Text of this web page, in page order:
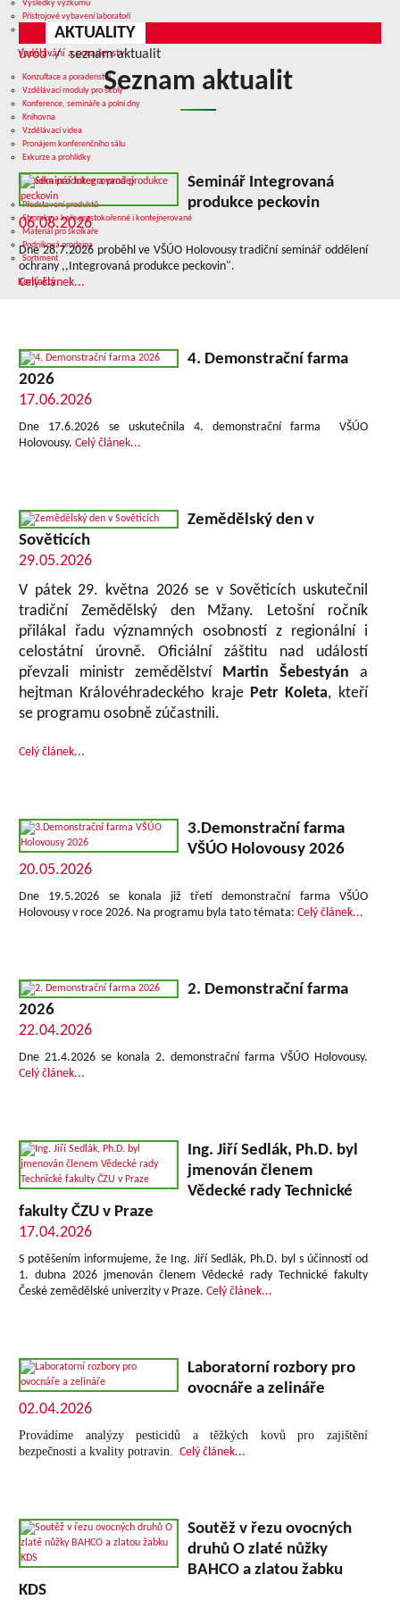
Výsledky výzkumu
Přístrojové vybavení laboratoří
Služby v oblasti výzkumu
Vzdělávání a poradenství
Konzultace a poradenství
Vzdělávací moduly pro školy
Konference, semináře a polní dny
Knihovna
Vzdělávací videa
Pronájem konferenčního sálu
Exkurze a prohlídky
Nabídka produkce a prodej
Představení produktů
Stromky a keře prostokořenné i kontejnerované
Materiál pro školkaře
Podniková prodejna
Sortiment
Kontakty
AKTUALITY
úvod seznam aktualit
Seznam aktualit
Seminář Integrovaná
produkce peckovin
06.08.2026
Dne 28.7.2026 proběhl ve VŠÚO Holovousy tradiční seminář oddělení
ochrany ,,Integrovaná produkce peckovin".
Celý článek...
4. Demonstrační farma
2026
17.06.2026
Dne 17.6.2026 se uskutečnila 4. demonstrační farma VŠÚO
Holovousy.Celý článek...
Zemědělský den v
Sověticích
29.05.2026
V pátek 29. května 2026 se v Sověticích uskutečnil
tradiční Zemědělský den Mžany. Letošní ročník
přilákal řadu významných osobností z regionální i
celostátní úrovně. Oficiální záštitu nad událostí
převzali ministr zemědělství Martin Šebestyán a
hejtman Královéhradeckého kraje Petr Koleta, kteří
se programu osobně zúčastnili.
Celý článek...
3.Demonstrační farma
VŠÚO Holovousy 2026
20.05.2026
Dne 19.5.2026 se konala již třetí demonstrační farma VŠÚO
Holovousy v roce 2026. Na programu byla tato témata: Celý článek...
2. Demonstrační farma
2026
22.04.2026
Dne 21.4.2026 se konala 2. demonstrační farma VŠÚO Holovousy.
Celý článek...
Ing. Jiří Sedlák, Ph.D. byl
jmenován členem
Vědecké rady Technické
fakulty ČZU v Praze
17.04.2026
S potěšením informujeme, že Ing. Jiří Sedlák, Ph.D. byl s účinností od
1. dubna 2026 jmenován členem Vědecké rady Technické fakulty
České zemědělské univerzity v Praze. Celý článek...
Laboratorní rozbory pro
ovocnáře a zelináře
02.04.2026
Provádíme analýzy pesticidů a těžkých kovů pro zajištění
bezpečnosti a kvality potravin. Celý článek...
Soutěž v řezu ovocných
druhů O zlaté nůžky
BAHCO a zlatou žabku
KDS